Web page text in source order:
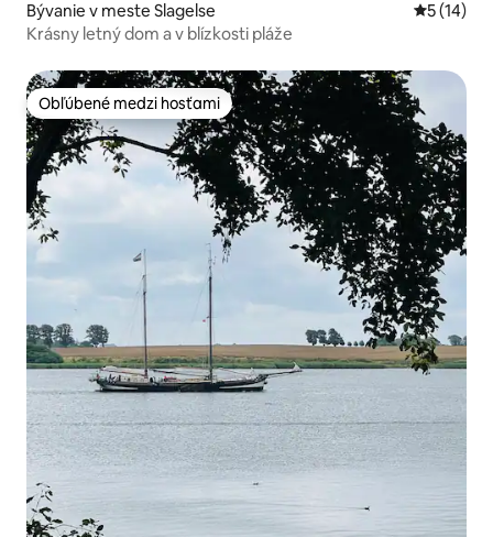
Bývanie v meste Slagelse
5 (14)
Krásny letný dom a v blízkosti pláže
Obľúbené medzi hosťami
Obľúbené medzi hosťami